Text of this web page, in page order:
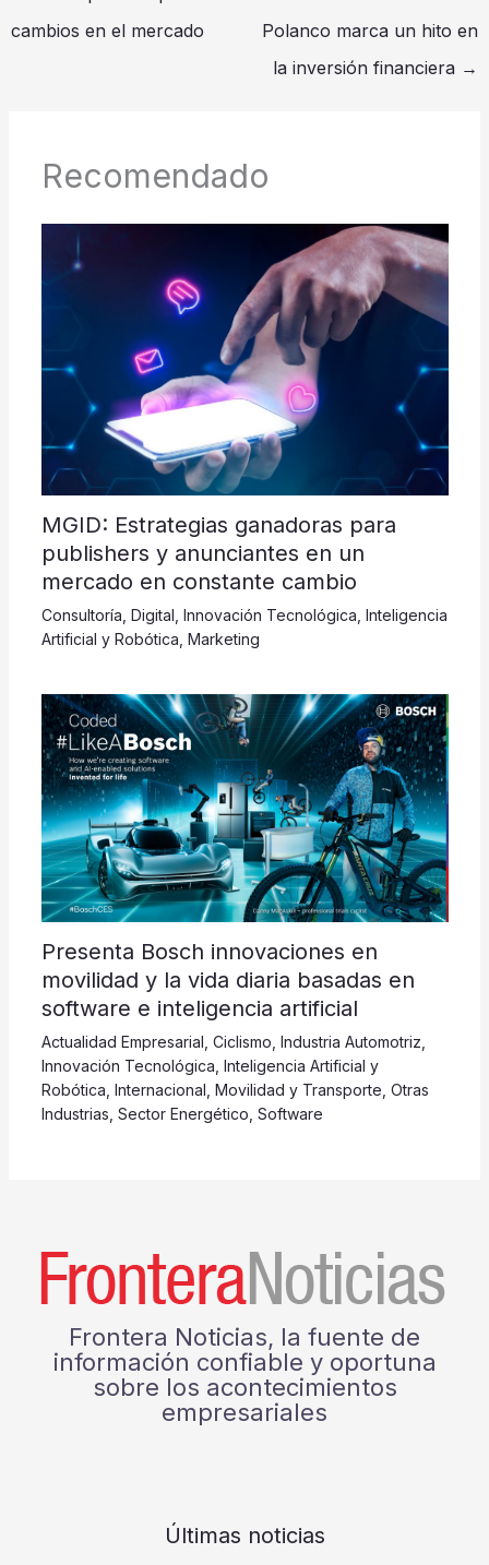
cambios en el mercado
Polanco marca un hito en
la inversión financiera →
Recomendado
MGID: Estrategias ganadoras para
publishers y anunciantes en un
mercado en constante cambio
Consultoría Digital Innovación Tecnológica Inteligencia
Artificial y Robótica Marketing
Presenta Bosch innovaciones en
movilidad y la vida diaria basadas en
software e inteligencia artificial
Actualidad Empresarial , Ciclismo, Industria Automotriz,
Innovación Tecnológica, Inteligencia Artificial y
Robótica, Internacional , Movilidad y Transporte, Otras
Industrias, Sector Energético, Software
Frontera Noticias, la fuente de
información confiable y oportuna
sobre los acontecimientos
empresariales
Últimas noticias